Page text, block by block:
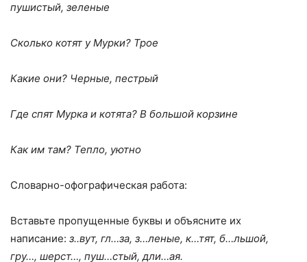
пушистый, зеленые
Сколько котят у Мурки? Трое
Какие они? Черные, пестрый
Где спят Мурка и котята? В большой корзине
Как им там? Тепло, уютно
Словарно-офографическая работа:
Вставьте пропущенные буквы и объясните их
написание: з..вут, гл…за, з…леные, к…тят, б…льшой,
гру…, шерст…, пуш…стый, дли…ая.